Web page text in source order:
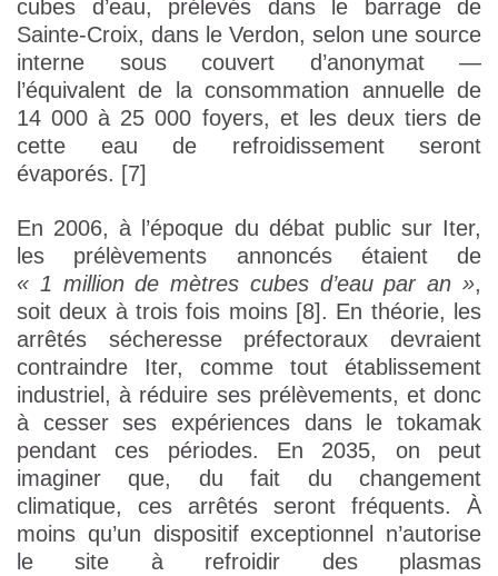
cubes d’eau, prélevés dans le barrage de
Sainte-Croix, dans le Verdon, selon une source
interne sous couvert d’anonymat —
l’équivalent de la consommation annuelle de
14 000 à 25 000 foyers, et les deux tiers de
cette eau de refroidissement seront
évaporés. [7]
En 2006, à l’époque du débat public sur Iter,
les prélèvements annoncés étaient de
« 1 million de mètres cubes d’eau par an »,
soit deux à trois fois moins [8]. En théorie, les
arrêtés sécheresse préfectoraux devraient
contraindre Iter, comme tout établissement
industriel, à réduire ses prélèvements, et donc
à cesser ses expériences dans le tokamak
pendant ces périodes. En 2035, on peut
imaginer que, du fait du changement
climatique, ces arrêtés seront fréquents. À
moins qu’un dispositif exceptionnel n’autorise
le site à refroidir des plasmas